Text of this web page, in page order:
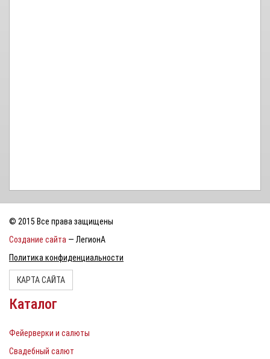
© 2015 Все права защищены
Создание сайта — ЛегионА
Политика конфиденциальности
КАРТА САЙТА
Каталог
Фейерверки и салюты
Свадебный салют